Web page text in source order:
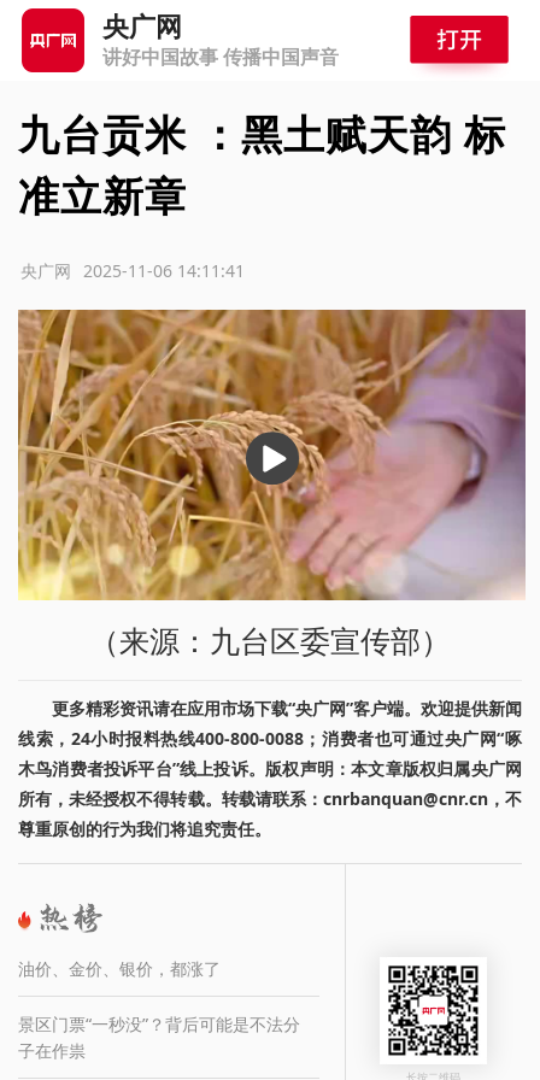
央广网
讲好中国故事 传播中国声音
九台贡米 ：黑土赋天韵 标
准立新章
2025-11-06 14:11:41
央广网
播
放
（来源：九台区委宣传部）
更多精彩资讯请在应用市场下载“央广网”客户端。欢迎提供新闻
线索，24小时报料热线400-800-0088；消费者也可通过央广网“啄
木鸟消费者投诉平台”线上投诉。版权声明：本文章版权归属央广网
所有，未经授权不得转载。转载请联系：cnrbanquan@cnr.cn，不
尊重原创的行为我们将追究责任。
油价、金价、银价，都涨了
景区门票“一秒没”？背后可能是不法分
子在作祟